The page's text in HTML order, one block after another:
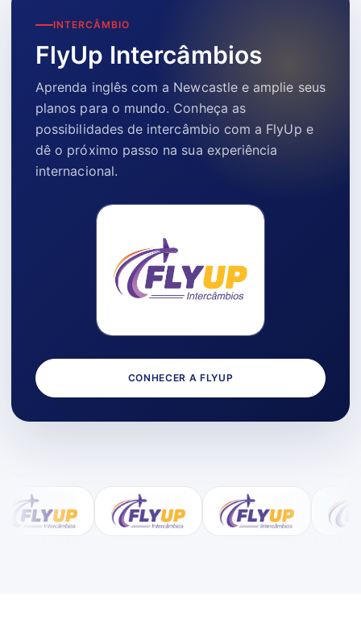
INTERCÂMBIO
FlyUp Intercâmbios
Aprenda inglês com a Newcastle e amplie seus
planos para o mundo. Conheça as
possibilidades de intercâmbio com a FlyUp e
dê o próximo passo na sua experiência
internacional.
CONHECER A FLYUP